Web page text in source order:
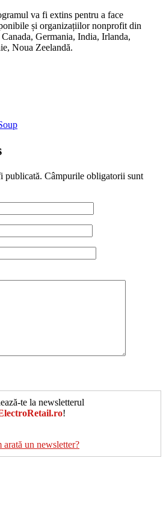
va fi extins pentru a face
și organizațiilor nonprofit din
Germania, India, Irlanda,
Noua Zeelandă.
publicată. Câmpurile obligatorii sunt
te la newsletterul
!
arată un newsletter?